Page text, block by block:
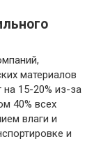
материалов
15-20% из-за
40% всех
влаги и
и